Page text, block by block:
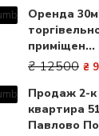
Оренда
приміщен...
₴ 12500 ₴
Продаж 2-к
квартира
Павлово